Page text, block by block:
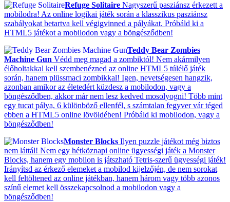
Refuge Solitaire Nagyszerű pasziánsz érkezett a
mobilodra! Az online logikai játék során a klasszikus pasziánsz
szabályokat betartva kell végigvinned a pályákat. Próbáld ki a
HTML5 játékot a mobilodon vagy a böngésződben!
Teddy Bear Zombies
Machine Gun Védd meg magad a zombiktól! Nem akármilyen
élőholtakkal kell szembenézned az online HTML5 túlélő játék
során, hanem plüssmaci zombikkal! Igen, nevetségesen hangzik,
azonban amikor az életedért küzdesz a mobilodon, vagy a
böngésződben, akkor már nem lesz kedved mosolyogni! Több mint
egy tucat pálya, 6 különböző ellenfél, s számtalan fegyver vár téged
ebben a HTML5 online lövöldében! Próbáld ki mobilodon, vagy a
böngésződben!
Monster Blocks Ilyen puzzle játékot még biztos
nem láttál! Nem egy hétköznapi online ügyességi játék a Monster
Blocks, hanem egy mobilon is játszható Tetris-szerű ügyességi játék!
Irányítsd az érkező elemeket a mobilod kijelzőjén, de nem sorokat
kell feltöltened az online játékban, hanem három vagy több azonos
színű elemet kell összekapcsolnod a mobilodon vagy a
böngésződben!